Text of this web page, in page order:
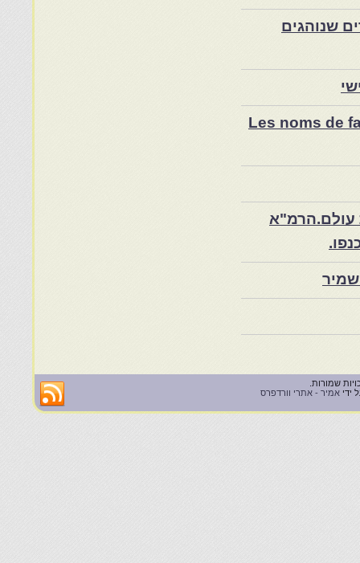
שנוהגים
Les noms de
עולם.הרמ"א
ידי אמיר - אתרי וורדפרס